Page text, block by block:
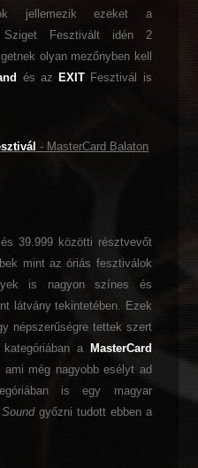
jellemezik ezeket a
Sziget Fesztivált idén 2
olyan mezőnyben kell
és az EXIT Fesztivál is
- MasterCard Balaton
39.999 közötti résztvevőt
mint az óriás fesztiválok
is nagyon színes és
látvány tekintetében. Ezek
népszerűségre tettek szert
a MasterCard
még nagyobb esélyt ad
is egy magyar
győzni tudott ebben a